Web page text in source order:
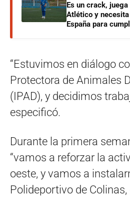
Es un crack,
Atlético y
España para
“Estuvimos en diálogo
Protectora de Animales
(IPAD), y decidimos
especificó.
Durante la primera
“vamos a reforzar la
oeste, y vamos a
Polideportivo de